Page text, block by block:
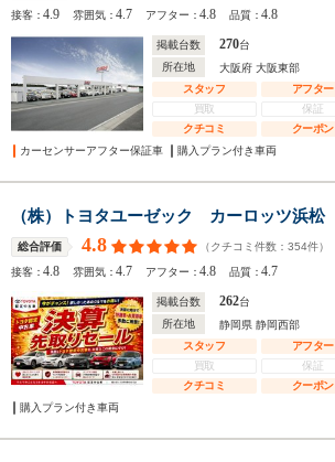
接客：4.9 雰囲気：4.7 アフター：4.8 品質：4.8
掲載台数 270台
所在地
大阪府 大阪東部
スタッフ
アフター
買取
保証
クチコミ
クーポン
カーセンサーアフター保証車
購入プラン付き車両
（株）トヨタユーゼック カーロッツ浜松
総合評価 4.8 （クチコミ件数： 354件）
接客：4.8 雰囲気：4.7 アフター：4.8 品質：4.7
掲載台数 262台
所在地
静岡県 静岡西部
スタッフ
アフター
買取
保証
クチコミ
クーポン
購入プラン付き車両